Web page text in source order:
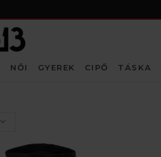
NŐI GYEREK CIPŐ TÁSKA